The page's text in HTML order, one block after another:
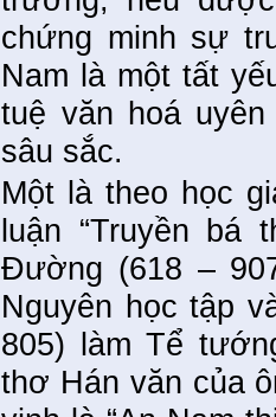
chứng minh sự
Nam là một tất
tuệ văn hoá
sâu sắc.
Một là theo học
luận “Truyền
Đường (618 –
Nguyên học tập
805) làm Tể
thơ Hán văn của